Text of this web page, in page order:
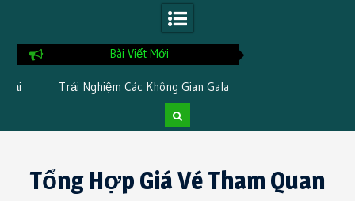
Bài Viết Mới
Trải Nghiệm Các Không Gian Gala
Dinner Đặc Trưng Khi Đi Du Lịch Tại
Cần Thơ 3 Ngày 2 Đêm
contentTổng Hợp Giá Vé Tham Quan